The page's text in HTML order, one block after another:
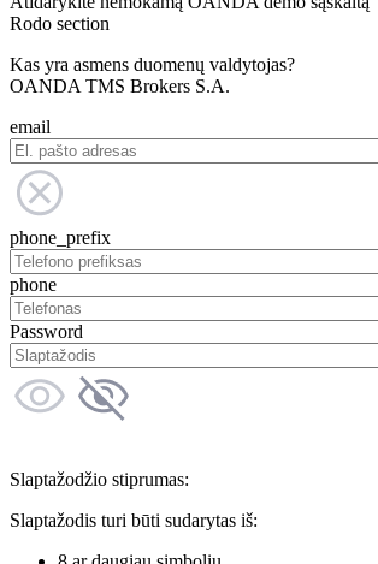
Rodo section
Kas yra asmens duomenų valdytojas?
OANDA TMS Brokers S.A.
email
phone_prefix
phone
Password
Slaptažodžio stiprumas:
Slaptažodis turi būti sudarytas iš: